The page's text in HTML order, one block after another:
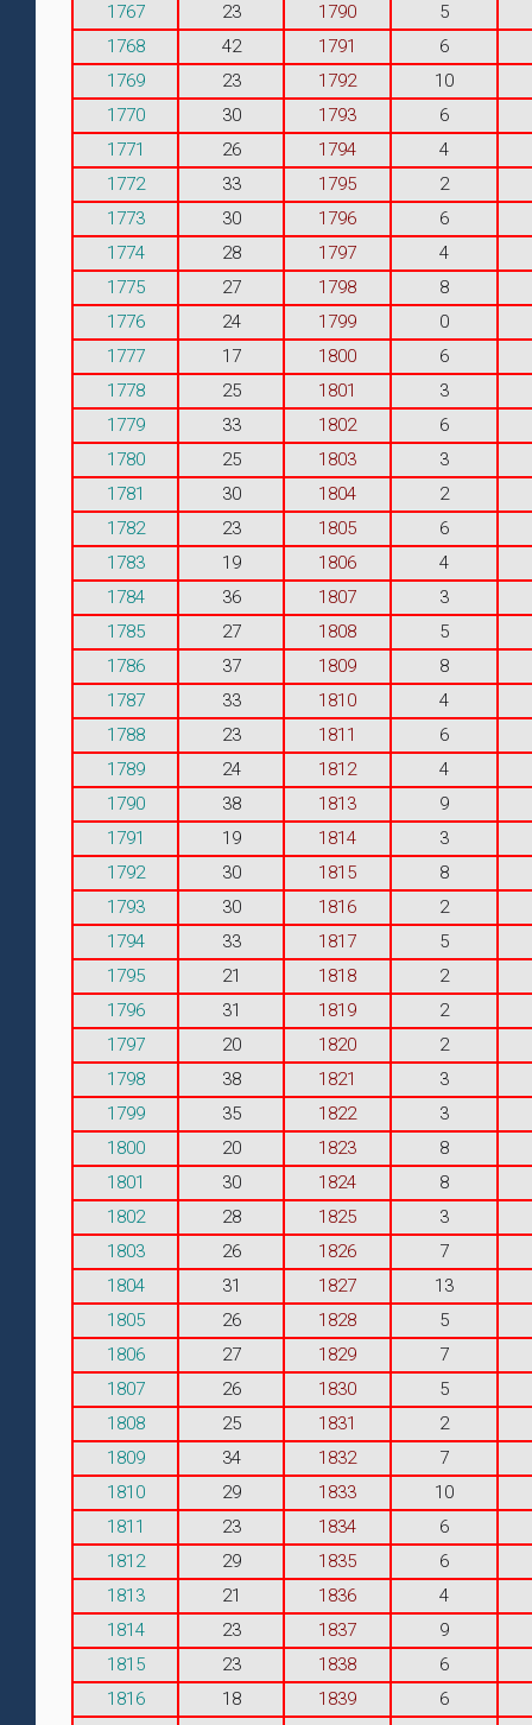
1767
23 1790
5
1768
42 1791
6
1769
23 1792
10
1770
30 1793
6
1771
26 1794
4
1772
33 1795
2
1773
30 1796
6
1774
28 1797
4
1775
27 1798
8
1776
24 1799
0
1777
17 1800
6
1778
25 1801
3
1779
33 1802
6
1780
25 1803
3
1781
30 1804
2
1782
23 1805
6
1783
19 1806
4
1784
36 1807
3
1785
27 1808
5
1786
37 1809
8
1787
33 1810
4
1788
23 1811
6
1789
24 1812
4
1790
38 1813
9
1791
19 1814
3
1792
30 1815
8
1793
30 1816
2
1794
33 1817
5
1795
21 1818
2
1796
31 1819
2
1797
20 1820
2
1798
38 1821
3
1799
35 1822
3
1800
20 1823
8
1801
30 1824
8
1802
28 1825
3
1803
26 1826
7
1804
31 1827
13
1805
26 1828
5
1806
27 1829
7
1807
26 1830
5
1808
25 1831
2
1809
34 1832
7
1810
29 1833
10
1811
23 1834
6
1812
29 1835
6
1813
21 1836
4
1814
23 1837
9
1815
23 1838
6
1816
18 1839
6